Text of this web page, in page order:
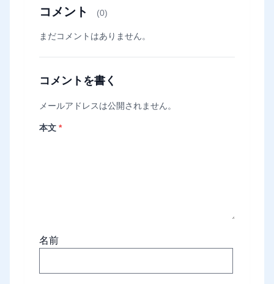
コメント (0)
まだコメントはありません。
コメントを書く
メールアドレスは公開されません。
本文 *
名前